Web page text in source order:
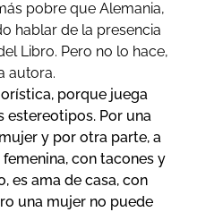
pobre que Alemania,
hablar de la presencia
Libro. Pero no lo hace,
autora.
porque juega
Por una
y por otra parte, a
con tacones y
es ama de casa, con
una mujer no puede